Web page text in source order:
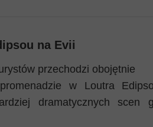
na Evii
przechodzi obojętnie
w Loutra
dramatycznych scen